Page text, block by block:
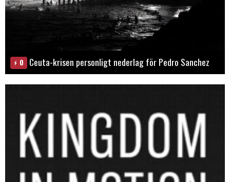
0 Ceuta-krisen personligt nederlag för Pedro Sanchez